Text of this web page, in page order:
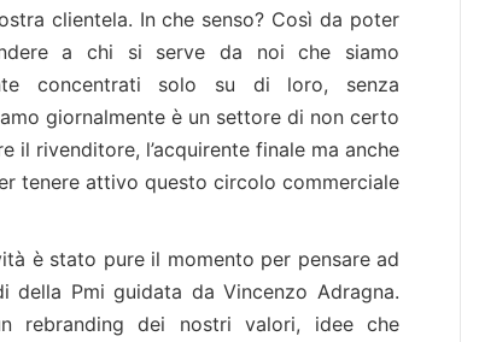
clientela. In che senso? Così da poter
a chi si serve da noi che siamo
concentrati solo su di loro, senza
giornalmente è un settore di non certo
rivenditore, l’acquirente finale ma anche
tenere attivo questo circolo commerciale
è stato pure il momento per pensare ad
della Pmi guidata da Vincenzo Adragna.
rebranding dei nostri valori, idee che